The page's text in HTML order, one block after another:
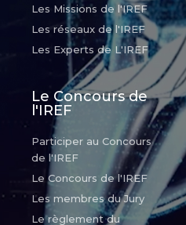
Les Missions de l'IREF
Les réseaux de l'IREF
Les Experts de L'IREF
Le Concours de
l'IREF
Participer au Concours
de l'IREF
Le Concours de l'IREF
Les membres du Jury
Le règlement du